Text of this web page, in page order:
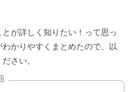
が詳しく知りたい！って思っ
かりやすくまとめたので、以
さい。